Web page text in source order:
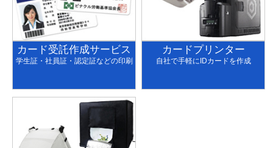
カード受託作成サービス
学生証・社員証・認定証などの印刷
カードプリンター
自社で手軽にIDカードを作成